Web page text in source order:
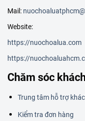
Mail:
Website:
https://nuochoalua.com
https://
Chăm sóc
Trung tâm hỗ trợ
Kiểm tra đơn hàng